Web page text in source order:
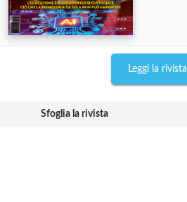
Leggi la rivista
Sfoglia la rivista